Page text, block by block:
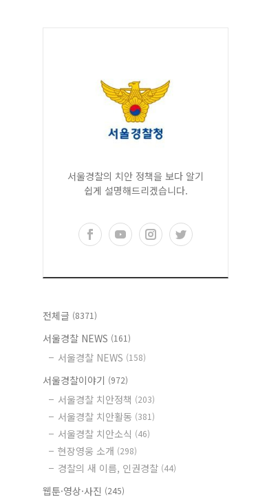
서울경찰의 치안 정책을 보다 알기
쉽게 설명해드리겠습니다.
전체글 (8371)
서울경찰 NEWS (161)
서울경찰 NEWS (158)
서울경찰이야기 (972)
서울경찰 치안정책 (203)
서울경찰 치안활동 (381)
서울경찰 치안소식 (46)
현장영웅 소개 (298)
경찰의 새 이름, 인권경찰 (44)
웹툰·영상·사진 (245)